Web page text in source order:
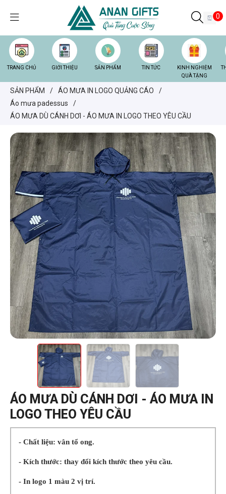
0
TRANG CHỦ GIỚI THIỆU SẢN PHẨM TIN TỨC
KINH NGHIỆM
QUÀ TẶNG
SẢN PHẨM / ÁO MƯA IN LOGO QUẢNG CÁO
/
Áo mưa padessus
/
ÁO MƯA DÙ CÁNH DƠI - ÁO MƯA IN LOGO THEO YÊU CẦU
ÁO MƯA DÙ CÁNH DƠI - ÁO MƯA IN
LOGO THEO YÊU CẦU
- Chất liệu: vân tổ ong.
- Kích thước: thay đổi kích thước theo yêu cầu.
- In logo 1 màu 2 vị trí.